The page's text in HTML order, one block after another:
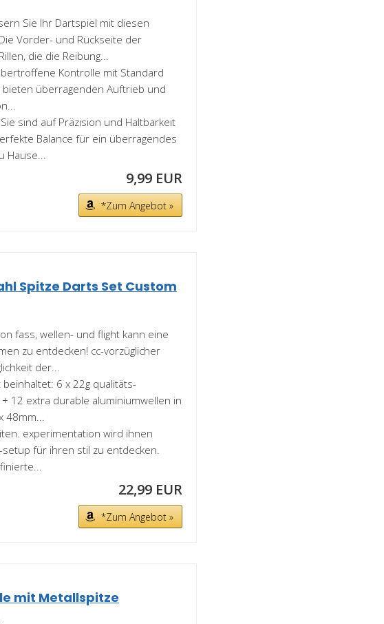
Sie Ihr Dartspiel mit diesen
Vorder- und Rückseite der
die die Reibung...
Kontrolle mit Standard
bieten überragenden Auftrieb und
sind auf Präzision und Haltbarkeit
Balance für ein überragendes
Hause...
9,99 EUR
*Zum Angebot »
Spitze Darts Set Custom
fass, wellen- und flight kann eine
zu entdecken! cc-vorzüglicher
der...
6 x 22g qualitäts-
12 extra durable aluminiumwellen in
48mm...
experimentation wird ihnen
für ihren stil zu entdecken.
22,99 EUR
*Zum Angebot »
mit Metallspitze